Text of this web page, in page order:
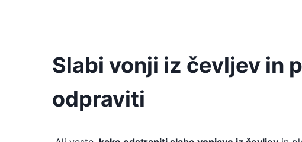
Slabi vonji iz čevljev in
odpraviti